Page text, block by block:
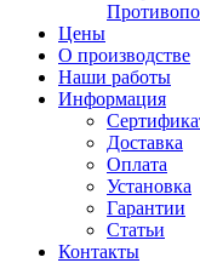
Цены
О производстве
Наши работы
Информация
Доставка
Оплата
Установка
Гарантии
Статьи
Контакты